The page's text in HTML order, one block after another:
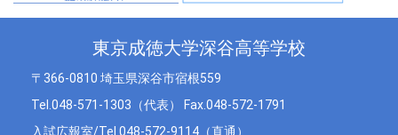
東京成徳大学深谷高等学校
〒366-0810 埼玉県深谷市宿根559
Tel.048-571-1303（代表） Fax.048-572-1791
入試広報室/Tel.048-572-9114（直通）